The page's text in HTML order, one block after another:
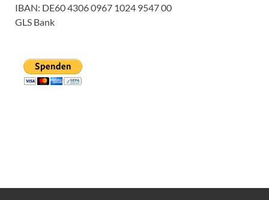
IBAN: DE60 4306 0967 1024 9547 00
GLS Bank